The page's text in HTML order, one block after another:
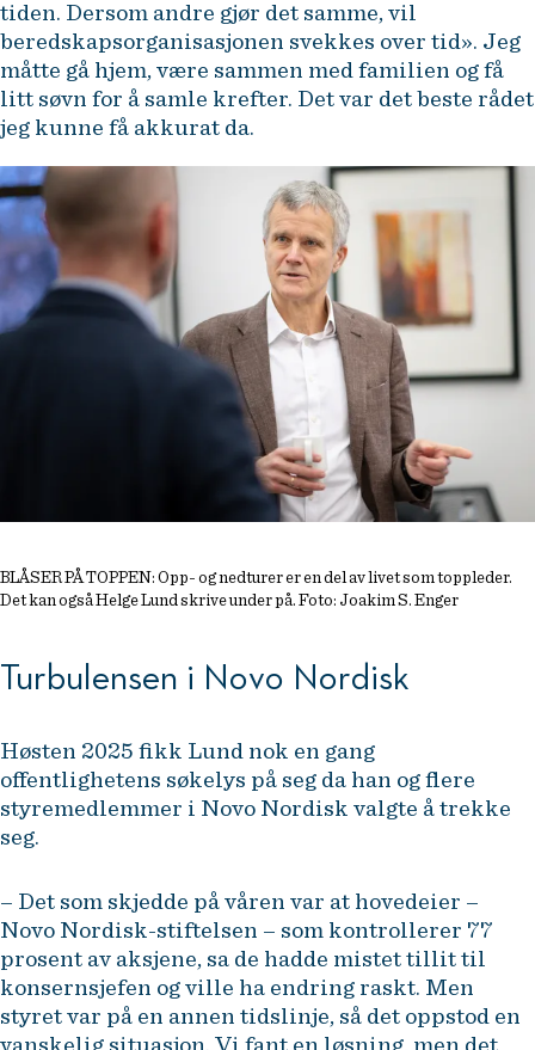
tiden. Dersom andre gjør det samme, vil
beredskapsorganisasjonen svekkes over tid». Jeg
måtte gå hjem, være sammen med familien og få
litt søvn for å samle krefter. Det var det beste rådet
jeg kunne få akkurat da.
BLÅSER PÅ TOPPEN: Opp- og nedturer er en del av livet som toppleder.
Det kan også Helge Lund skrive under på. Foto: Joakim S. Enger
Turbulensen i Novo Nordisk
Høsten 2025 fikk Lund nok en gang
offentlighetens søkelys på seg da han og flere
styremedlemmer i Novo Nordisk valgte å trekke
seg.
– Det som skjedde på våren var at hovedeier –
Novo Nordisk-stiftelsen – som kontrollerer 77
prosent av aksjene, sa de hadde mistet tillit til
konsernsjefen og ville ha endring raskt. Men
styret var på en annen tidslinje, så det oppstod en